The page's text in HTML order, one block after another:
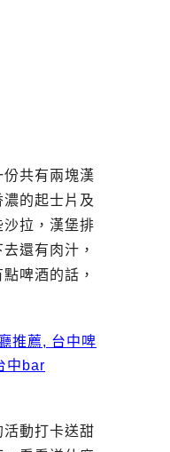
共有兩塊漢
的起士片及
拉，漢堡排
還有肉汁，
啤酒的話，
動打卡送甜